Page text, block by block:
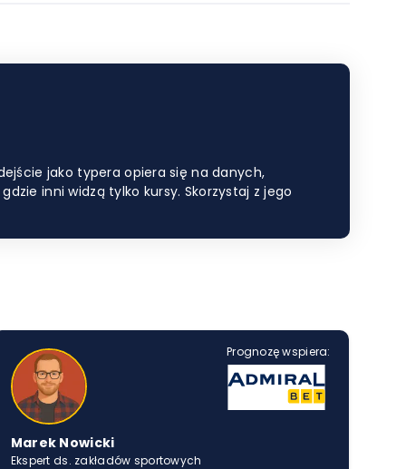
jako typera opiera się na danych,
inni widzą tylko kursy. Skorzystaj z jego
Prognozę wspiera:
Marek Nowicki
Ekspert ds. zakładów sportowych